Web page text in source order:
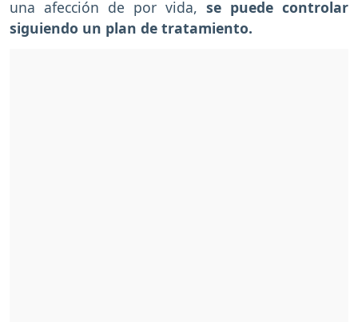
una afección de por vida, se puede controlar
siguiendo un plan de tratamiento.